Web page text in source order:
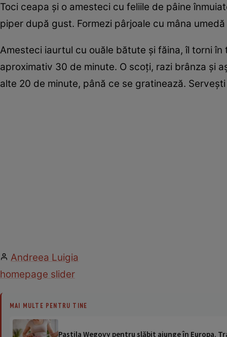
Toci ceapa şi o amesteci cu feliile de pâine
piper după gust. Formezi pârjoale cu mâna
Amesteci iaurtul cu ouăle bătute şi făina, îl torni
aproximativ 30 de minute. O scoţi, razi brânza şi
alte 20 de minute, până ce se gratinează.
Andreea Luigia
homepage slider
MAI MULTE PENTRU TINE
Pastila Wegovy pentru slăbit ajunge în Europa.